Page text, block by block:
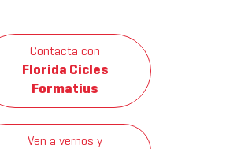
Contacta con
Florida Cicles
Formatius
Ven a vernos y